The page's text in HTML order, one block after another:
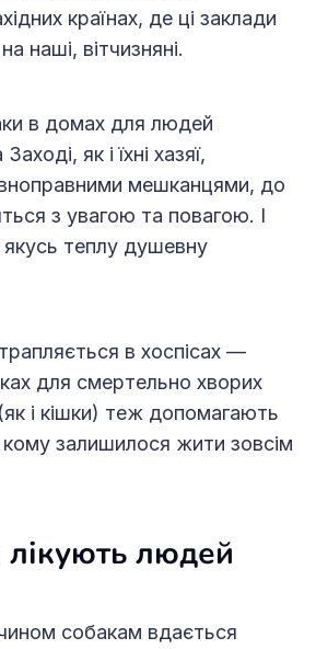
країнах, де ці заклади
наші, вітчизняні.
в домах для людей
як і їхні хазяї,
мешканцями, до
з увагою та повагою. І
теплу душевну
в хоспісах —
для смертельно хворих
і кішки) теж допомагають
залишилося жити зовсім
людей
собакам вдається